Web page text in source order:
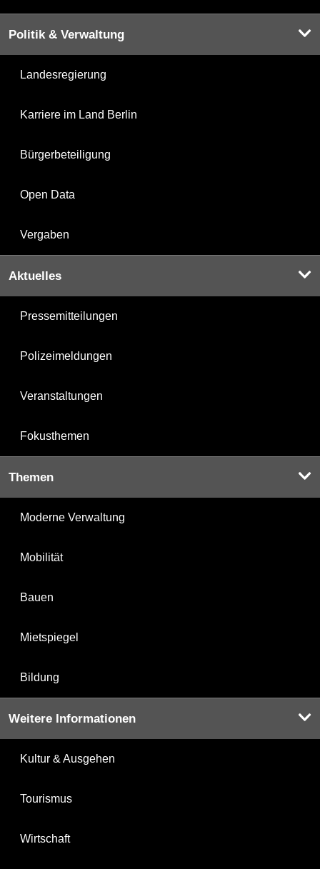
Politik & Verwaltung
Landesregierung
Karriere im Land Berlin
Bürgerbeteiligung
Open Data
Vergaben
Aktuelles
Pressemitteilungen
Polizeimeldungen
Veranstaltungen
Fokusthemen
Themen
Moderne Verwaltung
Mobilität
Bauen
Mietspiegel
Bildung
Weitere Informationen
Kultur & Ausgehen
Tourismus
Wirtschaft